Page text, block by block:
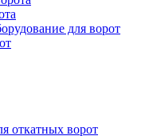
для ворот
откатных ворот